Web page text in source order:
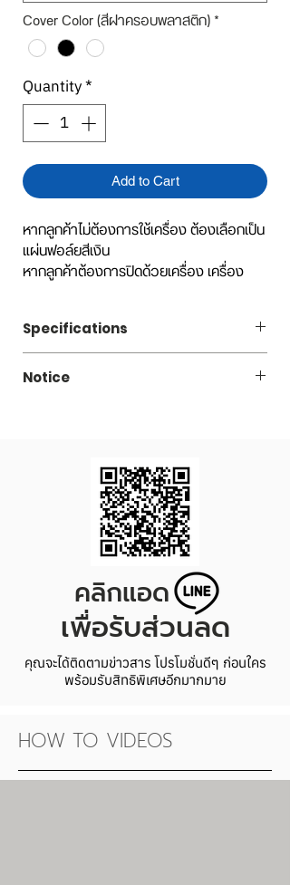
Cover Color (สีฝาครอบพลาสติก)*
Quantity*
Add to Cart
หากลูกค้าไม่ต้องการใช้เครื่อง ต้องเลือกเป็น
แผ่นฟอล์ยสีเงิน
หากลูกค้าต้องการปิดด้วยเครื่อง เครื่อง
📌สินค้าตัวอย่างไม่แนะนำให้ใช้บรรจุอาหาร
เพื่อขาย หรือรับประทาน เพราะมีการเปิดลัง
แบ่งออกมา อาจจะเกิดการปนเปื้อนได้ค่ะ
รายละเอียด ดูรูปฝาดึงแต่ละชนิดที่ต้องการ
และเลือกให้ตรงกับความต้องการนะคะ***
Specifications
Code
Diameter 57 x Height
85.5 mm.
210
*Price/Set excluded VAT 7%
*Price/Set = Plastic can + EOE Inner lid +
Plastic Cover
Notice
กระป๋องฝาดึงแบบ FOIL LINER ต้องใช้
เครื่องรีดร้อนในการปิด
กระป๋องพลาสติกทนความร้อนได้ไม่เกิน
กระป๋องพลาสติกทนความเย็นได้สูงสุด
เครื่องปิดฝากระป๋องกับฝาของกระป๋อง
ต้องเป็นโปรไฟล์เดียวกัน หากลูกค้าใช้
เครื่องปิดฝากระป๋องของที่อื่น แนะนำให้
เลือกซื้อเป็นชุดตัวอย่างไปทดลองก่อนค่ะ
คลิกแอด
เพื่อรับส่วนลด
คุณจะได้ติดตามข่าวสาร โปรโมชั่นดีๆ ก่อนใคร
พร้อมรับสิทธิพิเศษอีกมากมาย
HOW TO VIDEOS